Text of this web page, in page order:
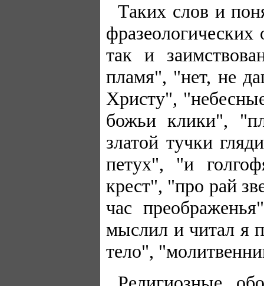
Таких слов и
фразеологических
так и
пламя", "нет, не
Христу",
божьи клики",
златой тучки
петух", "и
крест", "про рай
час
мыслил и читал я
тело",